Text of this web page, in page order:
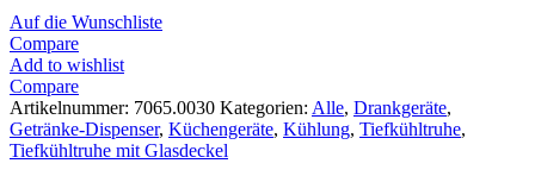
Auf die Wunschliste
Compare
Add to wishlist
Compare
Artikelnummer: 7065.0030 Kategorien: Alle, Drankgeräte,
Getränke-Dispenser, Küchengeräte, Kühlung, Tiefkühltruhe,
Tiefkühltruhe mit Glasdeckel